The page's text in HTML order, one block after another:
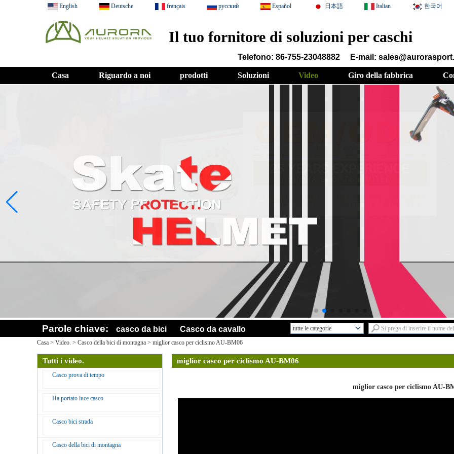
English Deutsche français русский Español 日本語 Italian 한국어
Il tuo fornitore di soluzioni per caschi
Telefono: 86-755-23048882 E-mail:
Casa Riguardo a noi prodotti Soluzioni Video Giro della fabbrica
Parole chiave: casco da bici Casco da cavallo
tutte le categorie
Nuovi disegniL
Casa > Video. > Casco della bici di montagna > miglior casco per ciclismo AU-BM06
Tutti i video.
Casco prova di tempo
Ha portato luce casco
Casco bici strada
Casco della bici di montagna
miglior casco per ciclismo AU-BM06
miglior casco per ciclismo AU-